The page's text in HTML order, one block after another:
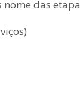
das